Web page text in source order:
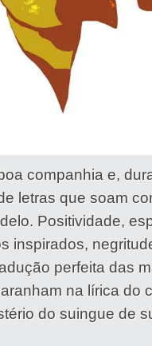
companhia e,
letras que soam
Positividade,
inspirados,
perfeita das
na lírica do
do suingue de